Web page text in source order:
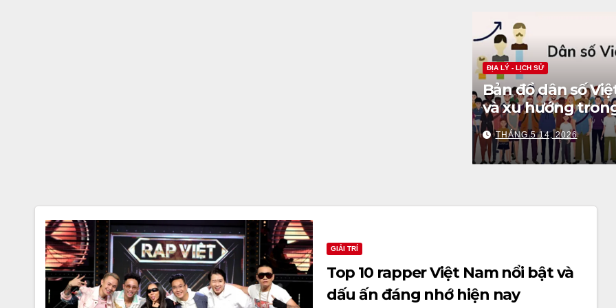
ĐỊA LÝ - LỊCH SỬ
Bản đồ dân số
và xu hướng
tương lai
THÁNG 5 14, 2026
GIẢI TRÍ
Top 10 rapper Việt Nam nổi bật và
dấu ấn đáng nhớ hiện nay